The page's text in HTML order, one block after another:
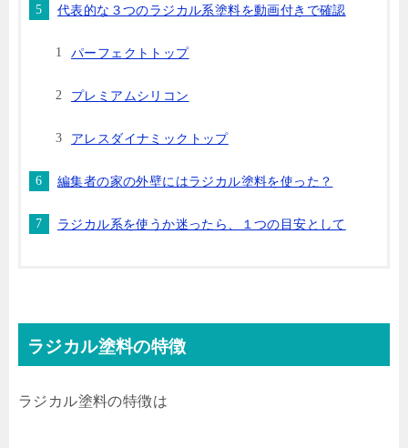
代表的な３つのラジカル系塗料を動画付きで確認
パーフェクトトップ
プレミアムシリコン
アレスダイナミックトップ
編集者の家の外壁にはラジカル塗料を使った？
ラジカル系を使うか迷ったら、１つの目安として
ラジカル塗料の特徴
ラジカル塗料の特徴は